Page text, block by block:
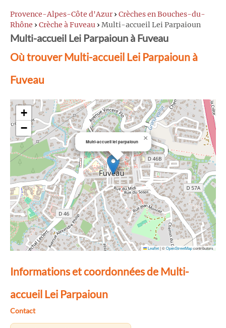
Provence-Alpes-Côte d'Azur › Crèches en Bouches-du-
Rhône › Crèche à Fuveau › Multi-accueil Lei Parpaioun
Multi-accueil Lei Parpaioun à Fuveau
Où trouver Multi-accueil Lei Parpaioun à
Fuveau
Multi-accueil lei parpaioun ×
+
−
Leaflet|©OpenStreetMapcontributors
Informations et coordonnées de Multi-
accueil Lei Parpaioun
Contact